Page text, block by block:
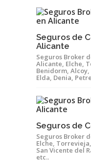
Seguros de
Alicante
Seguros Broker
Alicante, Elche,
Benidorm,
Elda, Denia,
Seguros de
Seguros Broker
Elche,
San Vicente del
etc..